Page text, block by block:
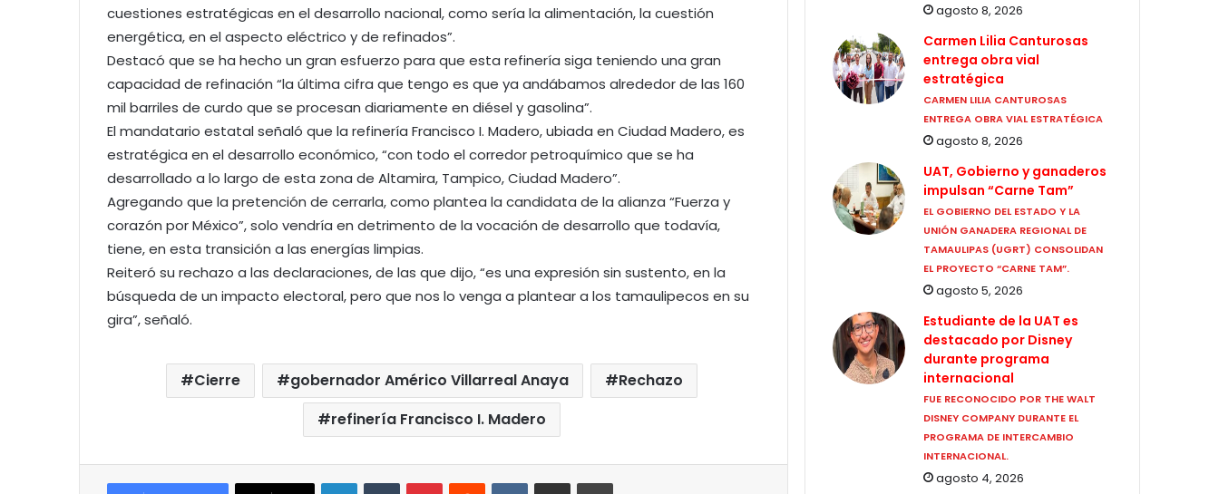
cuestiones estratégicas en el desarrollo nacional, como sería la alimentación, la cuestión
energética, en el aspecto eléctrico y de refinados”.
Destacó que se ha hecho un gran esfuerzo para que esta refinería siga teniendo una gran
capacidad de refinación “la última cifra que tengo es que ya andábamos alrededor de las 160
mil barriles de curdo que se procesan diariamente en diésel y gasolina”.
El mandatario estatal señaló que la refinería Francisco I. Madero, ubiada en Ciudad Madero, es
estratégica en el desarrollo económico, “con todo el corredor petroquímico que se ha
desarrollado a lo largo de esta zona de Altamira, Tampico, Ciudad Madero”.
Agregando que la pretención de cerrarla, como plantea la candidata de la alianza “Fuerza y
corazón por México”, solo vendría en detrimento de la vocación de desarrollo que todavía,
tiene, en esta transición a las energías limpias.
Reiteró su rechazo a las declaraciones, de las que dijo, “es una expresión sin sustento, en la
búsqueda de un impacto electoral, pero que nos lo venga a plantear a los tamaulipecos en su
gira”, señaló.
Cierre gobernador Américo Villarreal Anaya
Rechazo
refinería Francisco I. Madero
LinkedInTumblrPinterestReddit VKontakteCompartir por correo electrónicoImprimir
agosto 8, 2026
Carmen Lilia Canturosas
entrega obra vial
estratégica
CARMEN LILIA CANTUROSAS
ENTREGA OBRA VIAL ESTRATÉGICA
agosto 8, 2026
UAT, Gobierno y ganaderos
impulsan “Carne Tam”
EL GOBIERNO DEL ESTADO Y LA
UNIÓN GANADERA REGIONAL DE
TAMAULIPAS (UGRT) CONSOLIDAN
EL PROYECTO “CARNE TAM”.
agosto 5, 2026
Estudiante de la UAT es
destacado por Disney
durante programa
internacional
FUE RECONOCIDO POR THE WALT
DISNEY COMPANY DURANTE EL
PROGRAMA DE INTERCAMBIO
INTERNACIONAL.
agosto 4, 2026